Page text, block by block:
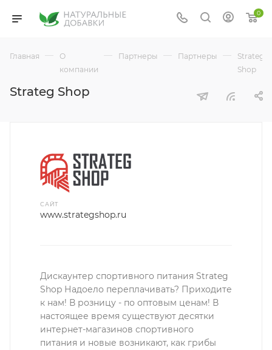
0
Главная —
О
компании
— Партнеры — Партнеры —
Strateg
Shop
Strateg Shop
САЙТ
www.strategshop.ru
Дискаунтер спортивного питания Strateg
Shop Надоело переплачивать? Приходите
к нам! В розницу - по оптовым ценам! В
настоящее время существуют десятки
интернет-магазинов спортивного
питания и новые возникают, как грибы